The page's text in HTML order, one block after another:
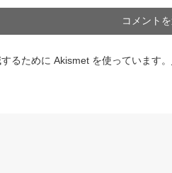
るために Akismet を使っています。